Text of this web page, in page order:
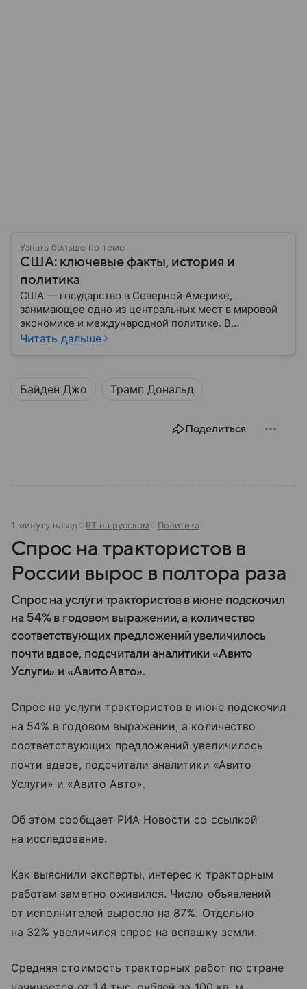
Узнать больше по теме
США: ключевые факты, история и
политика
США — государство в Северной Америке,
занимающее одно из центральных мест в мировой
экономике и международной политике. В
материале — основные сведения об этой стране.
Читать дальше
Байден Джо Трамп Дональд
Поделиться
1 минуту назад RT на русском Политика
Спрос на трактористов в
России вырос в полтора раза
Спрос на услуги трактористов в июне подскочил
на 54% в годовом выражении, а количество
соответствующих предложений увеличилось
почти вдвое, подсчитали аналитики «Авито
Услуги» и «Авито Авто».
Спрос на услуги трактористов в июне подскочил
на 54% в годовом выражении, а количество
соответствующих предложений увеличилось
почти вдвое, подсчитали аналитики «Авито
Услуги» и «Авито Авто».
Об этом сообщает РИА Новости со ссылкой
на исследование.
Как выяснили эксперты, интерес к тракторным
работам заметно оживился. Число объявлений
от исполнителей выросло на 87%. Отдельно
на 32% увеличился спрос на вспашку земли.
Средняя стоимость тракторных работ по стране